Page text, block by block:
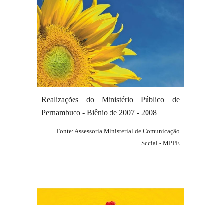
Realizações do Ministério Público de
Pernambuco -Biênio de 2007 - 2008
Fonte: Assessoria Ministerial de Comunicação
Social - MPPE